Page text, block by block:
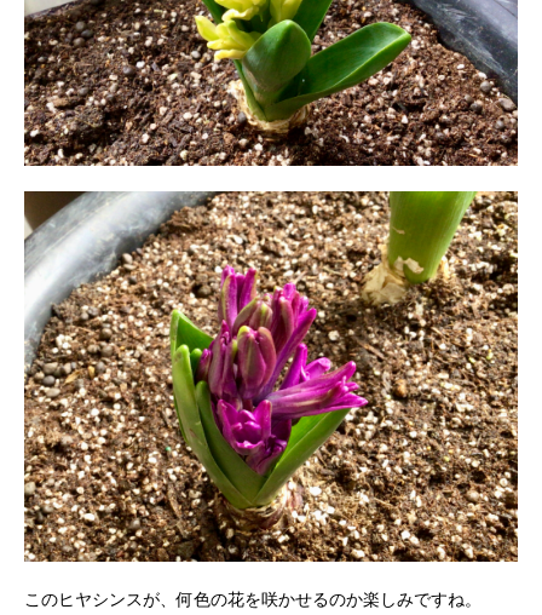
このヒヤシンスが、何色の花を咲かせるのか楽しみですね。